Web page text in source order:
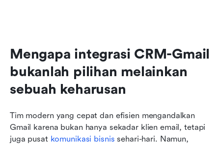
Mengapa integrasi CRM-Gmail
bukanlah pilihan melainkan
sebuah keharusan
Tim modern yang cepat dan efisien mengandalkan
Gmail karena bukan hanya sekadar klien email, tetapi
juga pusat komunikasi bisnis sehari-hari. Namun,